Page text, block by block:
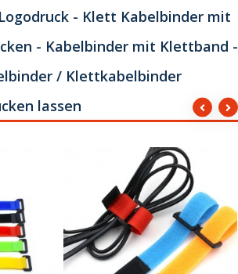
- Klett Kabelbinder mit
- Kabelbinder mit Klettband -
/ Klettkabelbinder
lassen